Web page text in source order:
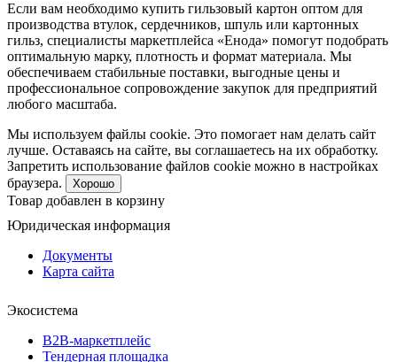
Если вам необходимо купить гильзовый картон оптом для
производства втулок, сердечников, шпуль или картонных
гильз, специалисты маркетплейса «Енода» помогут подобрать
оптимальную марку, плотность и формат материала. Мы
обеспечиваем стабильные поставки, выгодные цены и
профессиональное сопровождение закупок для предприятий
любого масштаба.
Мы используем файлы cookie. Это помогает нам делать сайт
лучше. Оставаясь на сайте, вы соглашаетесь на их обработку.
Запретить использование файлов cookie можно в настройках
браузера.
Хорошо
Товар добавлен в корзину
Юридическая информация
Документы
Карта сайта
Экосистема
B2B‑маркетплейс
Тендерная площадка